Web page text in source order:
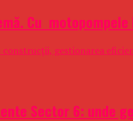
Cu
gestionarea
Sector 6: unde